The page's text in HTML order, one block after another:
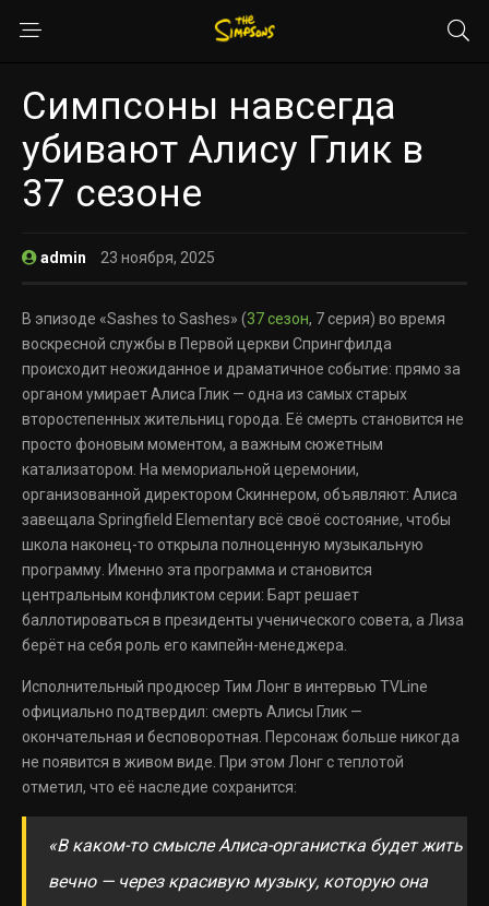
Симпсоны навсегда
убивают Алису Глик в
37 сезоне
admin 23 ноября, 2025
В эпизоде «Sashes to Sashes» (37 сезон, 7 серия) во время
воскресной службы в Первой церкви Спрингфилда
происходит неожиданное и драматичное событие: прямо за
органом умирает Алиса Глик — одна из самых старых
второстепенных жительниц города. Её смерть становится не
просто фоновым моментом, а важным сюжетным
катализатором. На мемориальной церемонии,
организованной директором Скиннером, объявляют: Алиса
завещала Springfield Elementary всё своё состояние, чтобы
школа наконец-то открыла полноценную музыкальную
программу. Именно эта программа и становится
центральным конфликтом серии: Барт решает
баллотироваться в президенты ученического совета, а Лиза
берёт на себя роль его кампейн-менеджера.
Исполнительный продюсер Тим Лонг в интервью TVLine
официально подтвердил: смерть Алисы Глик —
окончательная и бесповоротная. Персонаж больше никогда
не появится в живом виде. При этом Лонг с теплотой
отметил, что её наследие сохранится:
«В каком-то смысле Алиса-органистка будет жить
вечно — через красивую музыку, которую она